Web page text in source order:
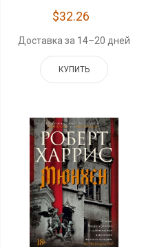
$32.26
Доставка за 14–20 дней
КУПИТЬ